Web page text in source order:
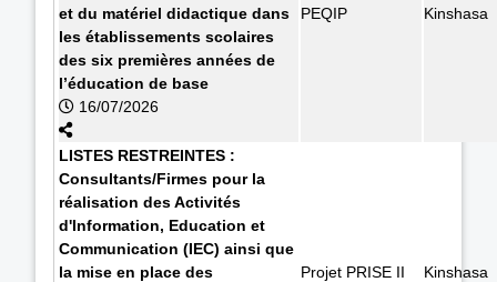
et du matériel didactique dans
les établissements scolaires
des six premières années de
l’éducation de base
16/07/2026
PEQIP Kinshasa
LISTES RESTREINTES :
Consultants/Firmes pour la
réalisation des Activités
d'Information, Education et
Communication (IEC) ainsi que
la mise en place des
Projet PRISE II Kinshasa